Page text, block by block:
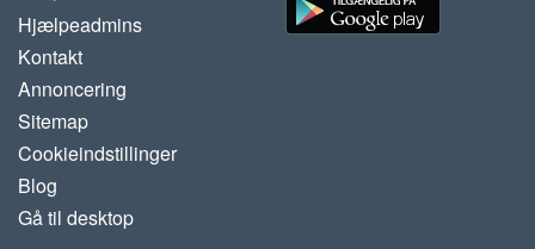
Hjælpeadmins
Kontakt
Annoncering
Sitemap
Cookieindstillinger
Blog
Gå til desktop